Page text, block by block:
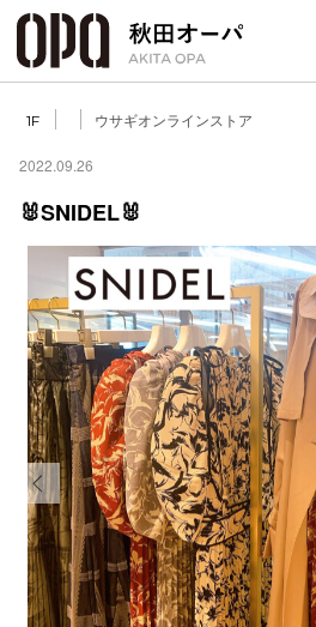
1F ウサギオンラインストア
2022.09.26
🐰SNIDEL🐰
Previous